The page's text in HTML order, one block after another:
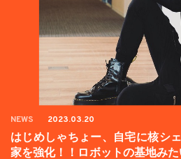
NEWS 2023.03.20
はじめしゃちょー、自宅に核シ
家を強化！！ロボットの基地みた